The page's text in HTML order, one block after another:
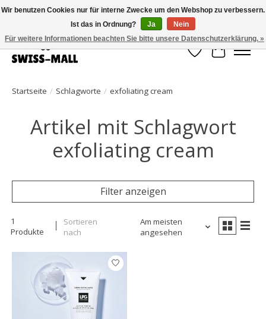
Kostenloser Versand ab CHF 250 – pünktlich und zuverlässig geliefert
Wunschzettel
Ihr
Startseite / Schlagworte / exfoliating cream
Artikel mit Schlagwort
exfoliating cream
Filter anzeigen
1
Produkte
Sortieren
nach
Am meisten
angesehen
Wir benutzen Cookies nur für interne Zwecke um den Webshop zu verbessern.
Ist das in Ordnung?
Ja
Nein
Für weitere Informationen beachten Sie bitte unsere Datenschutzerklärung. »